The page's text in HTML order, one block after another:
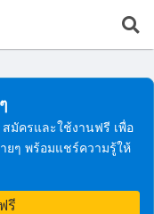
มัครและใช้งานฟรี เพื่อ
ยๆ พร้อมแชร์ความรู้ให้
รี